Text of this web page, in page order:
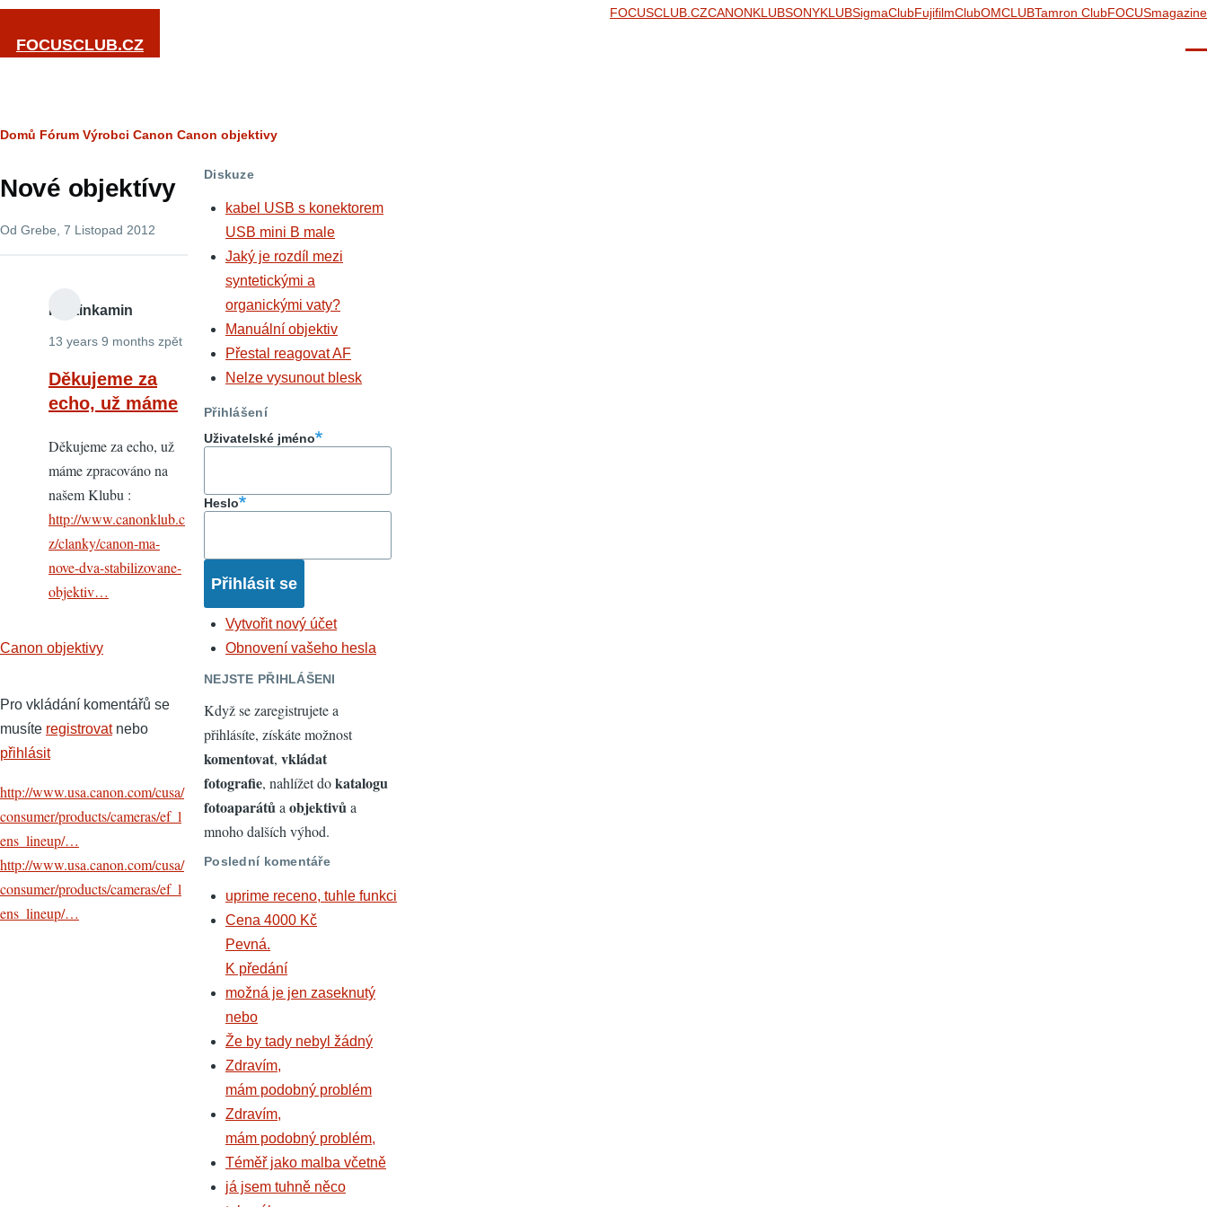
Přejít k hlavnímu obsahu
FOCUSCLUB.CZ
FOCUSCLUB.CZCANONKLUBSONYKLUBSigmaClubFujifilmClubOMCLUBTamron ClubFOCUSmagazine
Drobečková
navigace
Domů Fórum Výrobci Canon Canon objektivy
Nové objektívy
Od Grebe , 7 Listopad 2012
martinkamin
13 years 9 months zpět
Děkujeme za
echo, už máme
Děkujeme za echo, už
máme zpracováno na
našem Klubu :
http://www.canonklub.c
z/clanky/canon-ma-
nove-dva-stabilizovane-
objektiv…
Canon objektivy
Pro vkládání komentářů se
musíte registrovatnebo
přihlásit
http://www.usa.canon.com/cusa/
consumer/products/cameras/ef_l
ens_lineup/…
http://www.usa.canon.com/cusa/
consumer/products/cameras/ef_l
ens_lineup/…
Diskuze
kabel USB s konektorem
USB mini B male
Jaký je rozdíl mezi
syntetickými a
organickými vaty?
Manuální objektiv
Přestal reagovat AF
Nelze vysunout blesk
Přihlášení
Uživatelské jméno
Heslo
Vytvořit nový účet
Obnovení vašeho hesla
NEJSTE PŘIHLÁŠENI
Když se zaregistrujete a
přihlásíte, získáte možnost
komentovat, vkládat
fotografie, nahlížet dokatalogu
fotoaparátůa objektivůa
mnoho dalších výhod.
Poslední komentáře
uprime receno, tuhle funkci
Cena 4000 Kč
Pevná.
K předání
možná je jen zaseknutý
nebo
Že by tady nebyl žádný
Zdravím,
mám podobný problém
Zdravím,
mám podobný problém,
Téměř jako malba včetně
já jsem tuhně něco